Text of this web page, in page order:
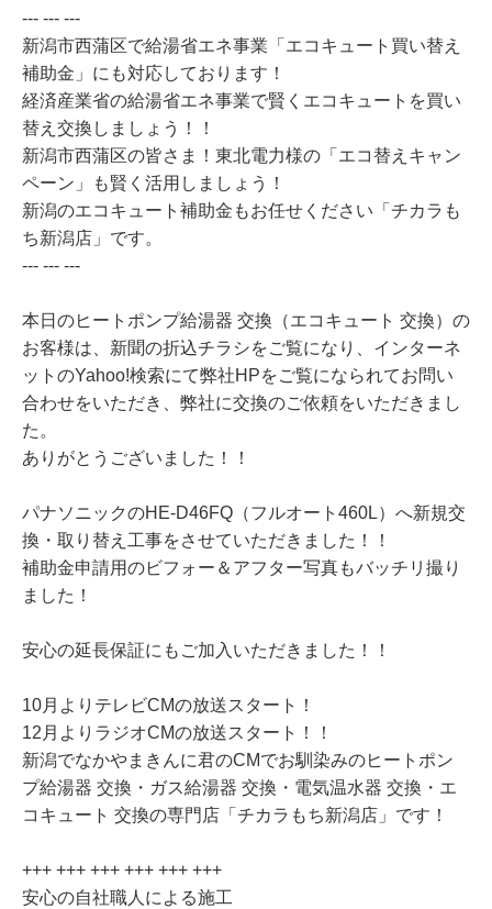
--- --- ---
新潟市西蒲区で給湯省エネ事業「エコキュート買い替え
補助金」にも対応しております！
経済産業省の給湯省エネ事業で賢くエコキュートを買い
替え交換しましょう！！
新潟市西蒲区の皆さま！東北電力様の「エコ替えキャン
ペーン」も賢く活用しましょう！
新潟のエコキュート補助金もお任せください「チカラも
ち新潟店」です。
--- --- ---
本日のヒートポンプ給湯器 交換（エコキュート 交換）の
お客様は、新聞の折込チラシをご覧になり、インターネ
ットのYahoo!検索にて弊社HPをご覧になられてお問い
合わせをいただき、弊社に交換のご依頼をいただきまし
た。
ありがとうございました！！
パナソニックのHE-D46FQ（フルオート460L）へ新規交
換・取り替え工事をさせていただきました！！
補助金申請用のビフォー＆アフター写真もバッチリ撮り
ました！
安心の延長保証にもご加入いただきました！！
10月よりテレビCMの放送スタート！
12月よりラジオCMの放送スタート！！
新潟でなかやまきんに君のCMでお馴染みのヒートポン
プ給湯器 交換・ガス給湯器 交換・電気温水器 交換・エ
コキュート 交換の専門店「チカラもち新潟店」です！
+++ +++ +++ +++ +++ +++
安心の自社職人による施工